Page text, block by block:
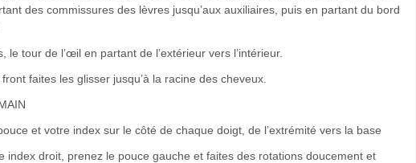
des commissures des lèvres jusqu’aux auxiliaires, puis en partant du bord
le tour de l’œil en partant de l’extérieur vers l’intérieur.
faites les glisser jusqu’à la racine des cheveux.
et votre index sur le côté de chaque doigt, de l’extrémité vers la base
index droit, prenez le pouce gauche et faites des rotations doucement et